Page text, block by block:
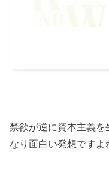
禁欲が逆に資本主義
なり面白い発想ですよ